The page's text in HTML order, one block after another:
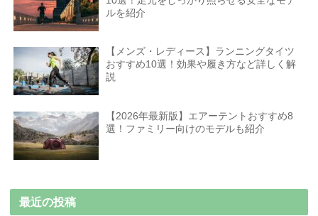
ルを紹介
【メンズ・レディース】ランニングタイツ
おすすめ10選！効果や履き方など詳しく解
説
【2026年最新版】エアーテントおすすめ8
選！ファミリー向けのモデルも紹介
最近の投稿